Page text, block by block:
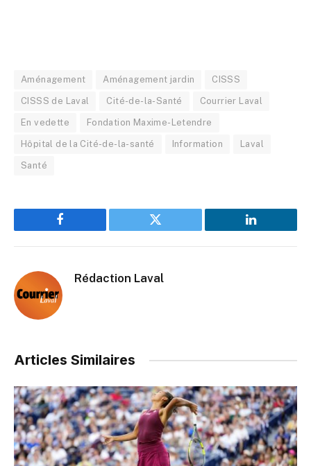
Aménagement Aménagement jardin CISSS
CISSS de Laval Cité-de-la-Santé Courrier Laval
En vedette Fondation Maxime-Letendre
Hôpital de la Cité-de-la-santé Information Laval
Santé
Facebook Twitter LinkedIn
Rédaction Laval
Articles Similaires